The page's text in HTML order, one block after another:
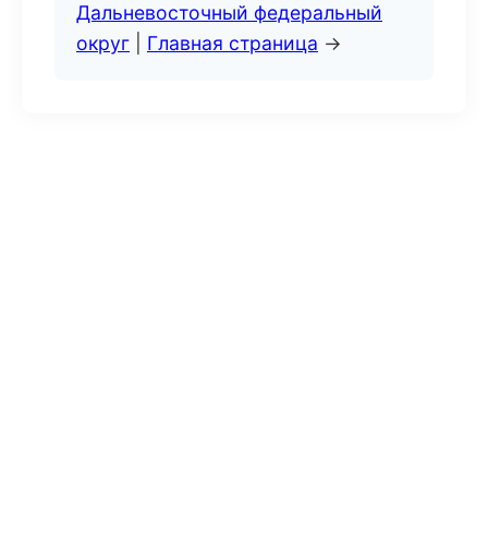
Дальневосточный федеральный
округ
Главная страница →